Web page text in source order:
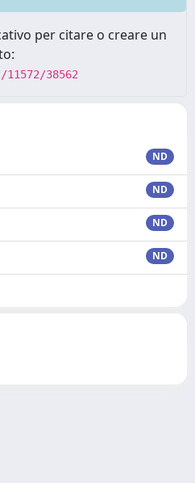
per citare o creare un
38562
ND
ND
ND
ND